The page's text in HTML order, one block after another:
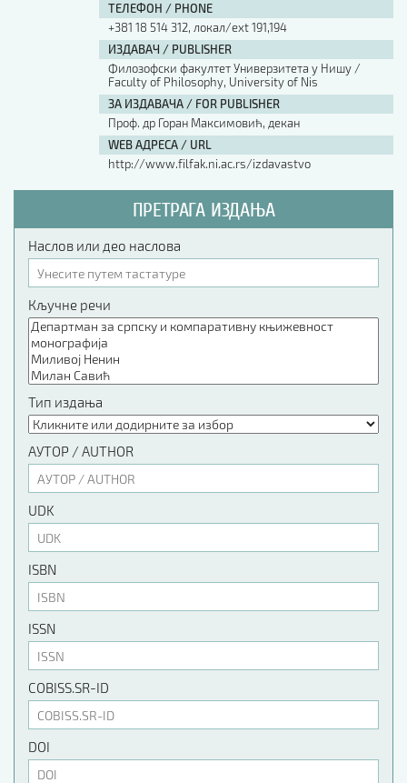
ТЕЛЕФОН / PHONE
+381 18 514 312, локал/ext 191,194
ИЗДАВАЧ / PUBLISHER
Филозофски факултет Универзитета у Нишу /
Faculty of Philosophy, University of Nis
ЗА ИЗДАВАЧА / FOR PUBLISHER
Проф. др Горан Максимовић, декан
WEB АДРЕСА / URL
http://www.filfak.ni.ac.rs/izdavastvo
ПРЕТРАГА ИЗДАЊА
Наслов или део наслова
Кључне речи
Тип издања
АУТОР / AUTHOR
UDK
ISBN
ISSN
COBISS.SR-ID
DOI